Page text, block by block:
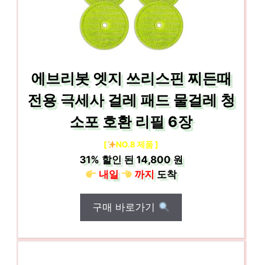
에브리봇 엣지 쓰리스핀 찌든때
전용 극세사 걸레 패드 물걸레 청
소포 호환 리필 6장
[ NO.8 제품 ]
31%할인 된14,800 원
내일
까지도착
구매 바로가기